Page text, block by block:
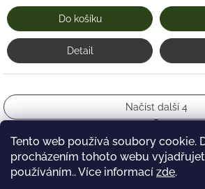
Tento web používá soubory cookie.
procházením tohoto webu
používáním.. Více informací zde.
Do košíku
Detail
O
v
l
Načíst další 4
S
t
á
n
položek celkem
Nahoru